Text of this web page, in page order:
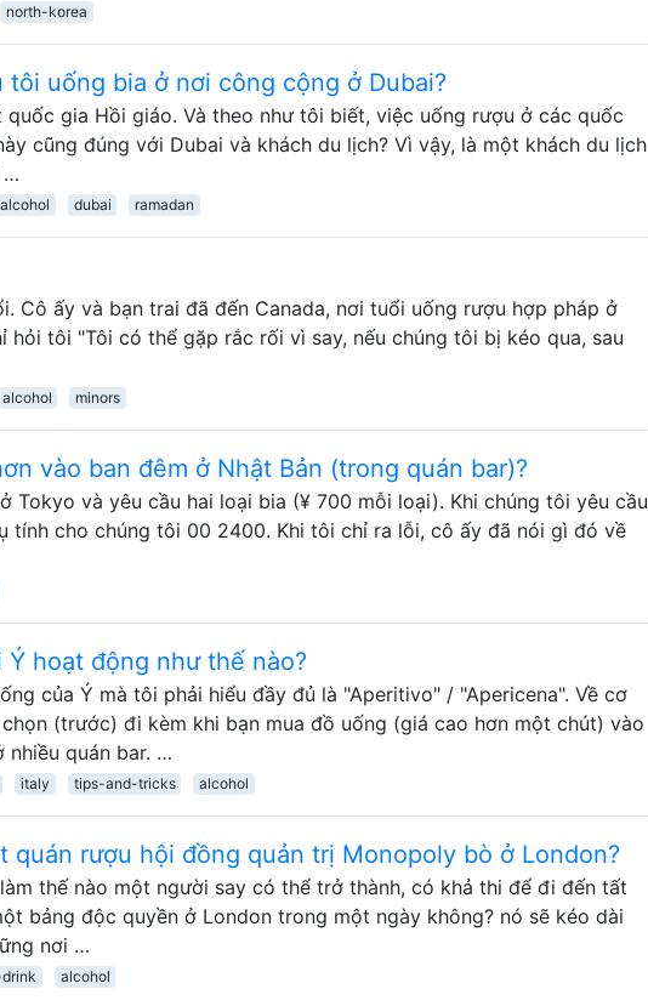
north-korea
tôi uống bia ở nơi công cộng ở Dubai?
gia Hồi giáo. Và theo như tôi biết, việc uống rượu ở các quốc
cũng đúng với Dubai và khách du lịch? Vì vậy, là một khách du lịch
…
alcohol dubai ramadan
Cô ấy và bạn trai đã đến Canada, nơi tuổi uống rượu hợp pháp ở
hỏi tôi "Tôi có thể gặp rắc rối vì say, nếu chúng tôi bị kéo qua, sau
alcohol minors
vào ban đêm ở Nhật Bản (trong quán bar)?
Tokyo và yêu cầu hai loại bia (¥ 700 mỗi loại). Khi chúng tôi yêu cầu
tính cho chúng tôi 00 2400. Khi tôi chỉ ra lỗi, cô ấy đã nói gì đó về
hoạt động như thế nào?
của Ý mà tôi phải hiểu đầy đủ là "Aperitivo" / "Apericena". Về cơ
(trước) đi kèm khi bạn mua đồ uống (giá cao hơn một chút) vào
nhiều quán bar. …
italy tips-and-tricks alcohol
quán rượu hội đồng quản trị Monopoly bò ở London?
thế nào một người say có thể trở thành, có khả thi để đi đến tất
bảng độc quyền ở London trong một ngày không? nó sẽ kéo dài
nơi …
alcohol